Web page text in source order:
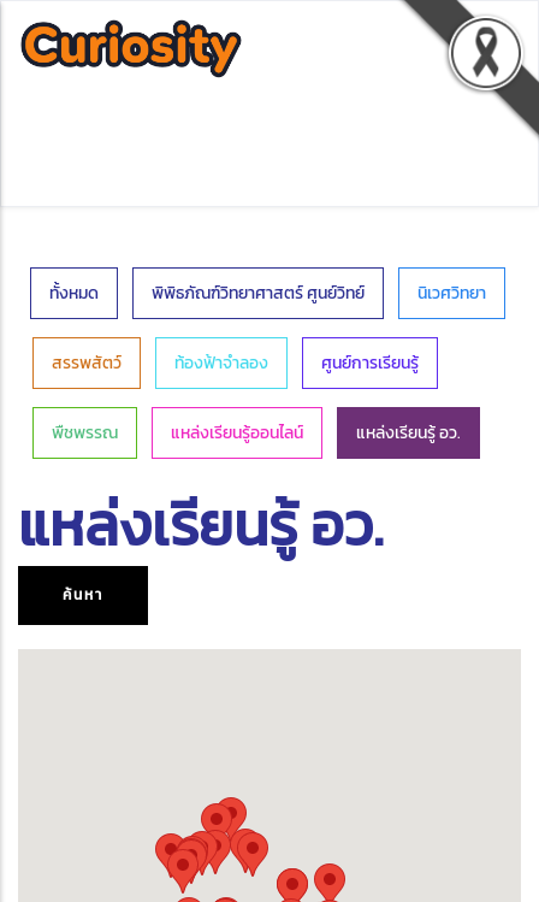
ทั้งหมด พิพิธภัณฑ์วิทยาศาสตร์ ศูนย์วิทย์ นิเวศวิทยา
สรรพสัตว์ ท้องฟ้าจำลอง ศูนย์การเรียนรู้
พืชพรรณ แหล่งเรียนรู้ออนไลน์ แหล่งเรียนรู้ อว.
แหล่งเรียนรู้ อว.
ค้นหา